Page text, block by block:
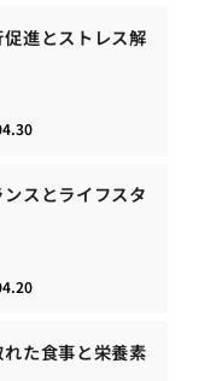
進とストレス解
スとライフスタ
た食事と栄養素